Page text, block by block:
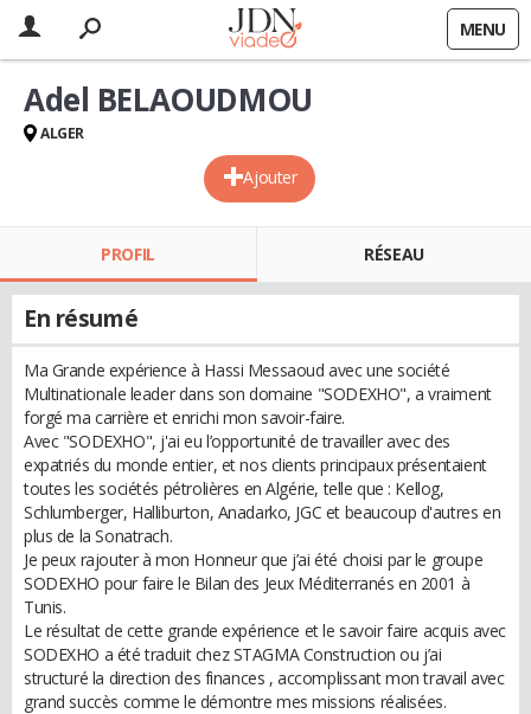
MENU
Ajouter
Adel BELAOUDMOU
ALGER
PROFIL RÉSEAU
En résumé
Ma Grande expérience à Hassi Messaoud avec une société
Multinationale leader dans son domaine "SODEXHO", a vraiment
forgé ma carrière et enrichi mon savoir-faire.
Avec "SODEXHO", j'ai eu l’opportunité de travailler avec des
expatriés du monde entier, et nos clients principaux présentaient
toutes les sociétés pétrolières en Algérie, telle que : Kellog,
Schlumberger, Halliburton, Anadarko, JGC et beaucoup d'autres en
plus de la Sonatrach.
Je peux rajouter à mon Honneur que j’ai été choisi par le groupe
SODEXHO pour faire le Bilan des Jeux Méditerranés en 2001 à
Tunis.
Le résultat de cette grande expérience et le savoir faire acquis avec
SODEXHO a été traduit chez STAGMA Construction ou j’ai
structuré la direction des finances , accomplissant mon travail avec
grand succès comme le démontre mes missions réalisées.